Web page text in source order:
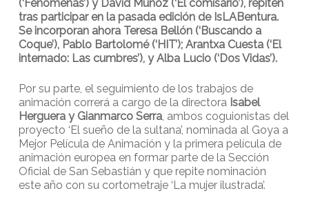
(‘Fenómenas’) y David Muñoz (‘El comisario’), repiten
tras participar en la pasada edición de IsLABentura.
Se incorporan ahora Teresa Bellón (‘Buscando a
Coque’), Pablo Bartolomé (‘HIT’); Arantxa Cuesta (‘El
internado: Las cumbres’), y Alba Lucio (‘Dos Vidas’).
Por su parte, el seguimiento de los trabajos de
animación correrá a cargo de la directoraIsabel
Herguera y Gianmarco Serra, ambos coguionistas del
proyecto ‘El sueño de la sultana’, nominada al Goya a
Mejor Película de Animación y la primera película de
animación europea en formar parte de la Sección
Oficial de San Sebastián y que repite nominación
este año con su cortometraje ‘La mujer ilustrada’.